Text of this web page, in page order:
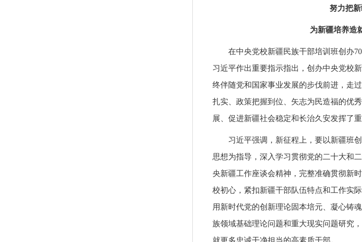
努力把
为新疆培养造
在中央党校新疆民族干部培训班创办
习近平作出重要指示指出，创办中央党校
终伴随党和国家事业发展的步伐前进，走
扎实、政策把握到位、矢志为民造福的优
展、促进新疆社会稳定和长治久安发挥了重
习近平强调，新征程上，要以新疆班
思想为指导，深入学习贯彻党的二十大和
央新疆工作座谈会精神，完整准确贯彻新
校初心，紧扣新疆干部队伍特点和工作实
用新时代党的创新理论固本培元、凝心铸
族领域基础理论问题和重大现实问题研究
就更多忠诚干净担当的高素质干部。